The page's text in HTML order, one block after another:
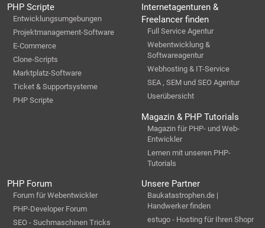
PHP Scripte
Entwicklungsumgebungen
Projektmanagement-Software
E-Commerce
Clone-Scripts
Marktplatz-Software
Ticket & Supportsysteme
PHP Scripte
Internetagenturen &
Freelancer finden
Full Service Agentur
Webentwicklung &
Softwareagentur
Webhosting & IT-Service
SEA , SEM und SEO Agentur
Userübersicht
Magazin & PHP Tutorials
Magazin für PHP- und Web-
Entwickler
Lernen mit unseren PHP-
Tutorials
PHP Forum
Forum für Webentwickler
PHP-Developer Forum
SEO - Suchmaschinen Tricks
Unsere Partner
Baukatastrophen.de |
Handwerker finden
estugo - Hosting für Ihren Shopr